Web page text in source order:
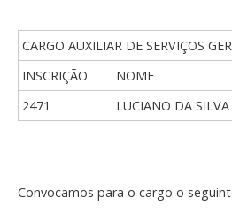
CARGO AUXILIAR DE SERVIÇOS
INSCRIÇÃO
NOME
2471
LUCIANO DA SILVA
Convocamos para o cargo o